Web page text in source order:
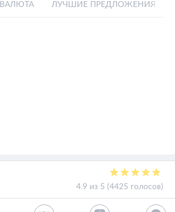
ВАЛЮТА ЛУЧШИЕ ПРЕДЛОЖЕНИЯ
4.9 из 5 (4425 голосов)